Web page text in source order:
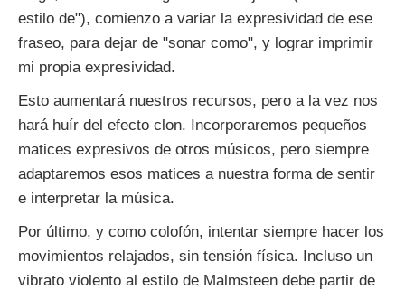
estilo de"), comienzo a variar la expresividad de ese
fraseo, para dejar de "sonar como", y lograr imprimir
mi propia expresividad.
Esto aumentará nuestros recursos, pero a la vez nos
hará huír del efecto clon. Incorporaremos pequeños
matices expresivos de otros músicos, pero siempre
adaptaremos esos matices a nuestra forma de sentir
e interpretar la música.
Por último, y como colofón, intentar siempre hacer los
movimientos relajados, sin tensión física. Incluso un
vibrato violento al estilo de Malmsteen debe partir de